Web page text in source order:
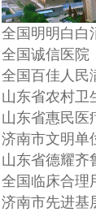
全国明明白白
全国诚信医院
全国百佳人民
山东省农村卫
山东省惠民医
济南市文明单
山东省德耀齐
全国临床合理
济南市先进基